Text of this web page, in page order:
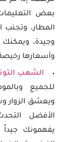
بعض
المطار، وتجنب
وجيدة،
وأسعارها
الشعب
للجميع
ويعشق الزوار
الأفضل
يفهمونك جيداً